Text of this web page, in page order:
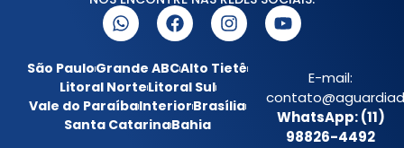
São PauloGrande ABCAlto Tietê
Litoral NorteLitoral Sul
Vale do ParaíbaInteriorBrasília
Santa CatarinaBahia
E-mail:
WhatsApp: (11)
98826-4492